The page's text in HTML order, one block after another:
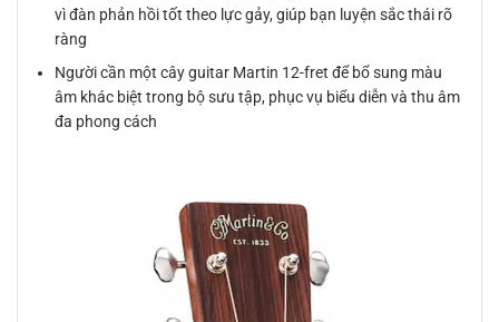
vì đàn phản hồi tốt theo lực gảy, giúp bạn luyện sắc thái rõ
ràng
Người cần một cây guitar Martin 12-fret để bổ sung màu
âm khác biệt trong bộ sưu tập, phục vụ biểu diễn và thu âm
đa phong cách